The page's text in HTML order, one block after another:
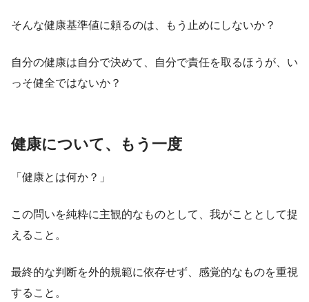
そんな健康基準値に頼るのは、もう止めにしないか？
自分の健康は自分で決めて、自分で責任を取るほうが、い
っそ健全ではないか？
健康について、もう一度
「健康とは何か？」
この問いを純粋に主観的なものとして、我がこととして捉
えること。
最終的な判断を外的規範に依存せず、感覚的なものを重視
すること。